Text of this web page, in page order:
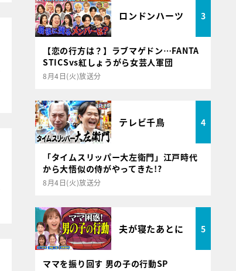
ロンドンハーツ 3
【恋の行方は？】ラブマゲドン…FANTA
STICSvs紅しょうがら女芸人軍団
8月4日(火)放送分
テレビ千鳥 4
「タイムスリッパー大左衛門」江戸時代
から大悟似の侍がやってきた!?
8月4日(火)放送分
夫が寝たあとに 5
ママを振り回す 男の子の行動SP